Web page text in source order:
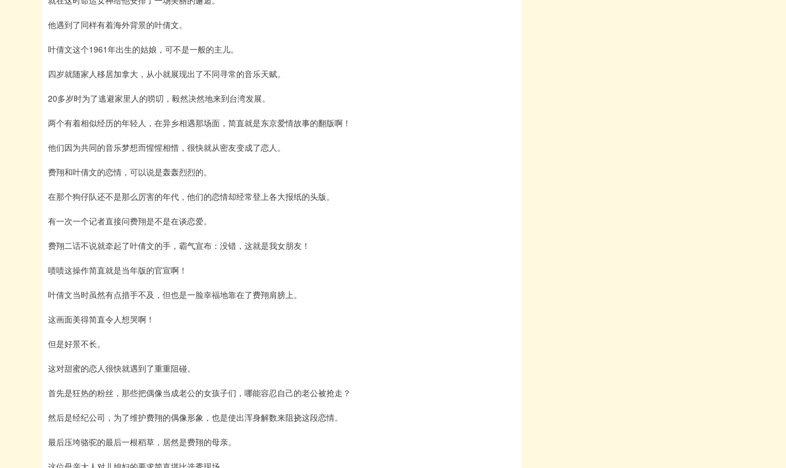
他遇到了同样有着海外背景的叶倩文。
叶倩文这个1961年出生的姑娘，可不是一般的主儿。
四岁就随家人移居加拿大，从小就展现出了不同寻常的音乐天赋。
20多岁时为了逃避家里人的唠叨，毅然决然地来到台湾发展。
两个有着相似经历的年轻人，在异乡相遇那场面，简直就是东京爱情故事的翻版啊！
他们因为共同的音乐梦想而惺惺相惜，很快就从密友变成了恋人。
费翔和叶倩文的恋情，可以说是轰轰烈烈的。
在那个狗仔队还不是那么厉害的年代，他们的恋情却经常登上各大报纸的头版。
有一次一个记者直接问费翔是不是在谈恋爱。
费翔二话不说就牵起了叶倩文的手，霸气宣布：没错，这就是我女朋友！
啧啧这操作简直就是当年版的官宣啊！
叶倩文当时虽然有点措手不及，但也是一脸幸福地靠在了费翔肩膀上。
这画面美得简直令人想哭啊！
但是好景不长。
这对甜蜜的恋人很快就遇到了重重阻碰。
首先是狂热的粉丝，那些把偶像当成老公的女孩子们，哪能容忍自己的老公被抢走？
然后是经纪公司，为了维护费翔的偶像形象，也是使出浑身解数来阻挠这段恋情。
最后压垮骆驼的最后一根稻草，居然是费翔的母亲。